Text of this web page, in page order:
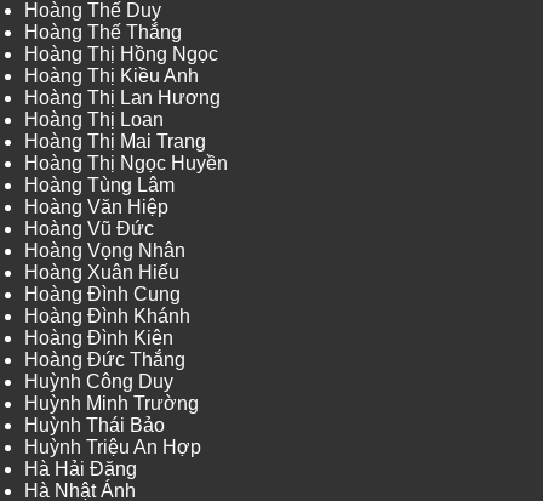
Hoàng Thế Duy
Hoàng Thế Thắng
Hoàng Thị Hồng Ngọc
Hoàng Thị Kiều Anh
Hoàng Thị Lan Hương
Hoàng Thị Loan
Hoàng Thị Mai Trang
Hoàng Thị Ngọc Huyền
Hoàng Tùng Lâm
Hoàng Văn Hiệp
Hoàng Vũ Đức
Hoàng Vọng Nhân
Hoàng Xuân Hiếu
Hoàng Đình Cung
Hoàng Đình Khánh
Hoàng Đình Kiên
Hoàng Đức Thắng
Huỳnh Công Duy
Huỳnh Minh Trường
Huỳnh Thái Bảo
Huỳnh Triệu An Hợp
Hà Hải Đăng
Hà Nhật Ánh